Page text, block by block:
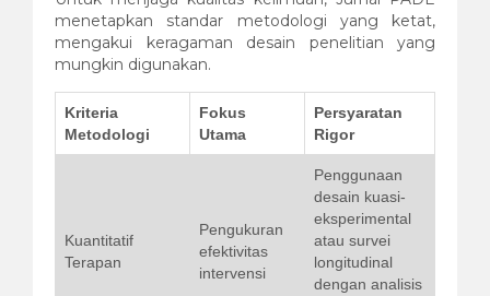
menetapkan standar metodologi yang ketat,
mengakui keragaman desain penelitian yang
mungkin digunakan.
Kriteria
Metodologi
Fokus
Utama
Persyaratan
Rigor
Kuantitatif
Terapan
Pengukuran
efektivitas
intervensi
Penggunaan
desain kuasi-
eksperimental
atau survei
longitudinal
dengan analisis